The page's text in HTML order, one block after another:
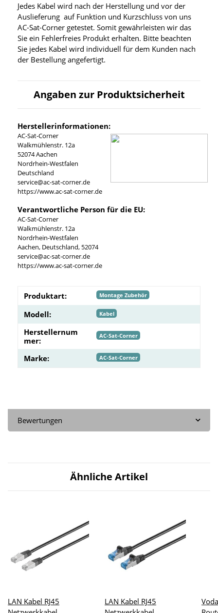
Jedes Kabel wird nach der Herstellung und vor der
Auslieferung auf Funktion und Kurzschluss von uns
AC-Sat-Corner getestet. Somit gewährleisten wir das
Sie ein Fehlerfreies Produkt erhalten. Bitte beachten
Sie jedes Kabel wird individuell für dem Kunden nach
der Bestellung angefertigt.
Angaben zur Produktsicherheit
Herstellerinformationen:
AC-Sat-Corner
Walkmühlenstr. 12a
52074 Aachen
Nordrhein-Westfalen
Deutschland
service@ac-sat-corner.de
https://www.ac-sat-corner.de
Verantwortliche Person für die EU:
AC-Sat-Corner
Walkmühlenstr. 12a
Nordrhein-Westfalen
Aachen, Deutschland, 52074
service@ac-sat-corner.de
https://www.ac-sat-corner.de
Produktart: Montage Zubehör
Modell: Kabel
Herstellernum
mer:
AC-Sat-Corner
Marke: AC-Sat-Corner
Bewertungen
Ähnliche Artikel
LAN Kabel RJ45
LAN Kabel RJ45